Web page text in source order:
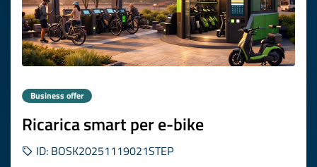
Business offer
Ricarica smart per e-bike
ID: BOSK20251119021STEP